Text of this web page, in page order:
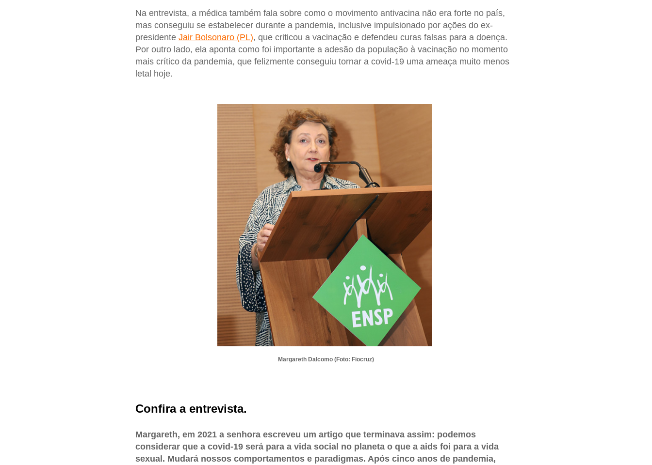
Na entrevista, a médica também fala sobre como o movimento antivacina não era forte no país,
mas conseguiu se estabelecer durante a pandemia, inclusive impulsionado por ações do ex-
presidente Jair Bolsonaro (PL), que criticou a vacinação e defendeu curas falsas para a doença.
Por outro lado, ela aponta como foi importante a adesão da população à vacinação no momento
mais crítico da pandemia, que felizmente conseguiu tornar a covid-19 uma ameaça muito menos
letal hoje.
Margareth Dalcomo (Foto: Fiocruz)
Confira a entrevista.
Margareth, em 2021 a senhora escreveu um artigo que terminava assim: podemos
considerar que a covid-19 será para a vida social no planeta o que a aids foi para a vida
sexual. Mudará nossos comportamentos e paradigmas. Após cinco anos de pandemia,